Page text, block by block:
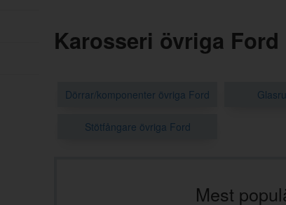
Karosseri övriga Ford
Dörrar/komponenter övriga Ford
Stötfångare övriga Ford
Mest